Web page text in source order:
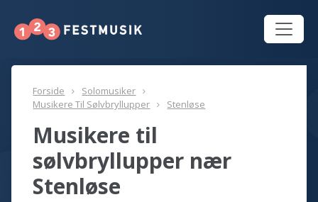
Forside
Solomusiker
Musikere Til Sølvbryllupper
Stenløse
Musikere til
sølvbryllupper nær
Stenløse